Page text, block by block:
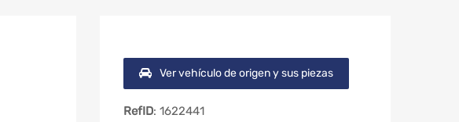
Ver vehículo de origen y sus piezas
RefID: 1622441